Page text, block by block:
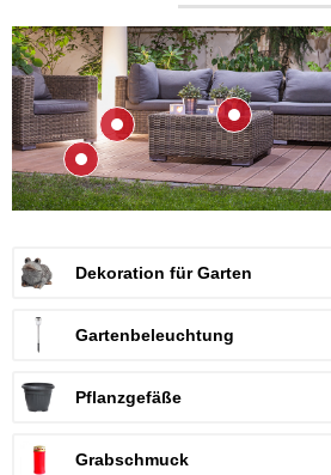
& Co KG
Dekoration für Garten
Gartenbeleuchtung
Pflanzgefäße
Grabschmuck